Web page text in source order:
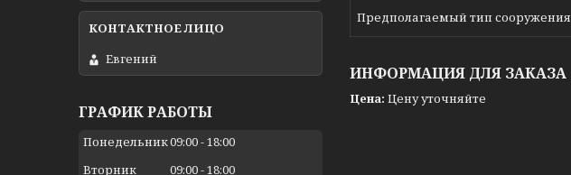
Предполагаемый тип сооружения
ИНФОРМАЦИЯ ДЛЯ ЗАКАЗА
Цена: Цену уточняйте
Евгений
ГРАФИК РАБОТЫ
Понедельник09:00 18:00
Вторник
09:00 18:00